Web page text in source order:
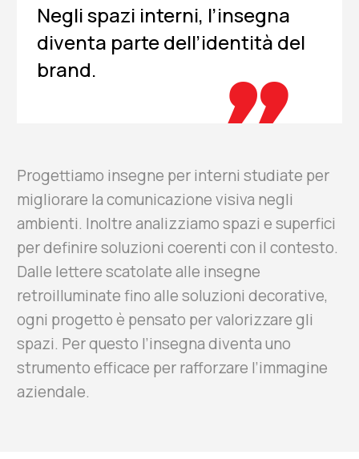
Negli spazi interni, l’insegna
diventa parte dell’identità del
brand.
Progettiamo insegne per interni studiate per
migliorare la comunicazione visiva negli
ambienti. Inoltre analizziamo spazi e superfici
per definire soluzioni coerenti con il contesto.
Dalle lettere scatolate alle insegne
retroilluminate fino alle soluzioni decorative,
ogni progetto è pensato per valorizzare gli
spazi. Per questo l’insegna diventa uno
strumento efficace per rafforzare l’immagine
aziendale.